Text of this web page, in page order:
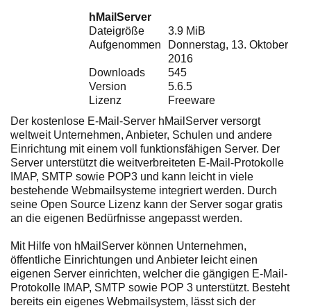
hMailServer
Dateigröße
3.9 MiB
Aufgenommen
Donnerstag, 13. Oktober
2016
Downloads
545
Version
5.6.5
Lizenz
Freeware
Der kostenlose E-Mail-Server hMailServer versorgt
weltweit Unternehmen, Anbieter, Schulen und andere
Einrichtung mit einem voll funktionsfähigen Server. Der
Server unterstützt die weitverbreiteten E-Mail-Protokolle
IMAP, SMTP sowie POP3 und kann leicht in viele
bestehende Webmailsysteme integriert werden. Durch
seine Open Source Lizenz kann der Server sogar gratis
an die eigenen Bedürfnisse angepasst werden.
Mit Hilfe von hMailServer können Unternehmen,
öffentliche Einrichtungen und Anbieter leicht einen
eigenen Server einrichten, welcher die gängigen E-Mail-
Protokolle IMAP, SMTP sowie POP 3 unterstützt. Besteht
bereits ein eigenes Webmailsystem, lässt sich der
E-Mail bestätigen